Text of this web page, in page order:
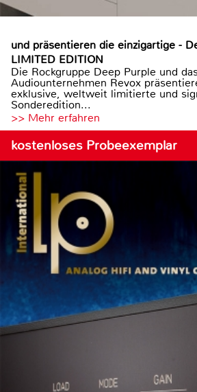
und präsentieren die einzigartige -
LIMITED EDITION
Die Rockgruppe Deep Purple und
Audiounternehmen Revox
exklusive, weltweit limitierte und
Sonderedition...
>> Mehr erfahren
kostenloses Probeexemplar